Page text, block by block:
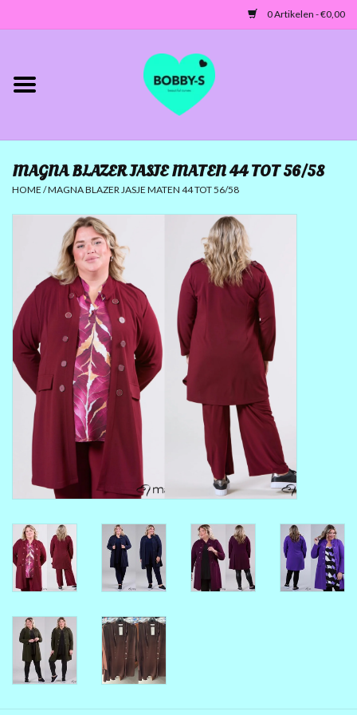
0 Artikelen - €0,00
Home
Tunieken/Tops
Truien-Vesten
Jurken-Broeken-Leggings
ACCESSOIRES
MATEN 42 TOT 46/48
MAAT 48-50
MAAT 50-52
MAAT 52-54
MAAT 56-58
SUMMERSALE / OUTLET
HUISPAKKEN
FEESTCOLLECTIE
GLAMOUR GLITTER BLING
MAGNA BLAZER JASJE MATEN 44 TOT 56/58
HOME /MAGNA BLAZER JASJE MATEN 44 TOT 56/58